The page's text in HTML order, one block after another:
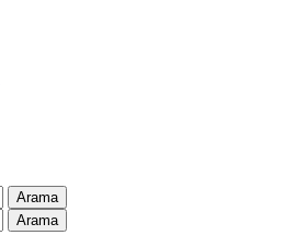
Arama
Arama